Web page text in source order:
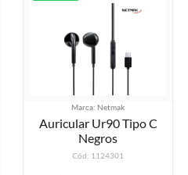
Marca: Netmak
Auricular Ur90 Tipo C
Negros
Cód: 1124301